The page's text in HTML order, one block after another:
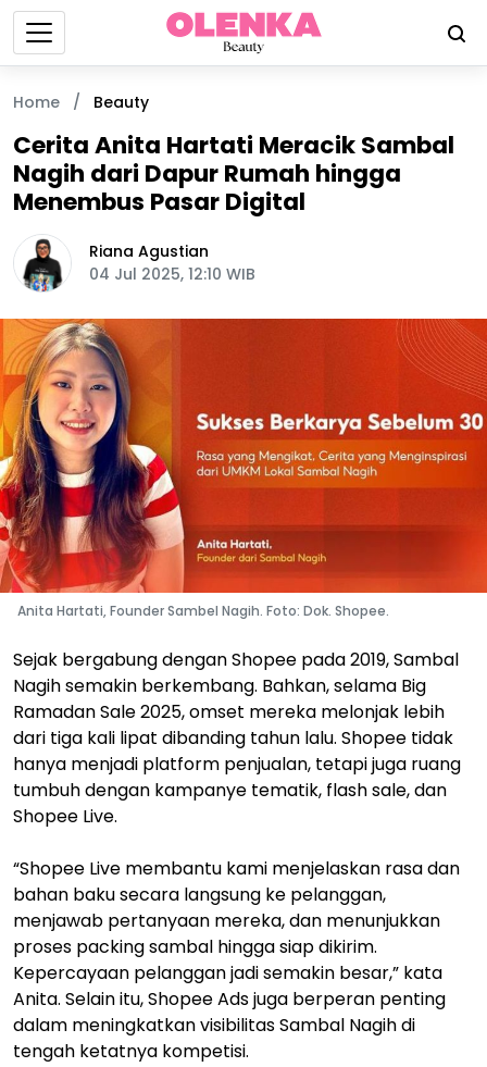
Home / Beauty
Cerita Anita Hartati Meracik Sambal
Nagih dari Dapur Rumah hingga
Menembus Pasar Digital
Riana Agustian
04 Jul 2025, 12:10 WIB
Anita Hartati, Founder Sambel Nagih. Foto: Dok. Shopee.
Sejak bergabung dengan Shopee pada 2019, Sambal
Nagih semakin berkembang. Bahkan, selama Big
Ramadan Sale 2025, omset mereka melonjak lebih
dari tiga kali lipat dibanding tahun lalu. Shopee tidak
hanya menjadi platform penjualan, tetapi juga ruang
tumbuh dengan kampanye tematik, flash sale, dan
Shopee Live.
“Shopee Live membantu kami menjelaskan rasa dan
bahan baku secara langsung ke pelanggan,
menjawab pertanyaan mereka, dan menunjukkan
proses packing sambal hingga siap dikirim.
Kepercayaan pelanggan jadi semakin besar,” kata
Anita. Selain itu, Shopee Ads juga berperan penting
dalam meningkatkan visibilitas Sambal Nagih di
tengah ketatnya kompetisi.